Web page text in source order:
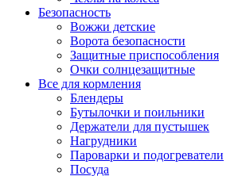
Безопасность
Вожжи детские
Ворота безопасности
Защитные приспособления
Очки солнцезащитные
Все для кормления
Блендеры
Бутылочки и поильники
Держатели для пустышек
Нагрудники
Пароварки и подогреватели
Посуда